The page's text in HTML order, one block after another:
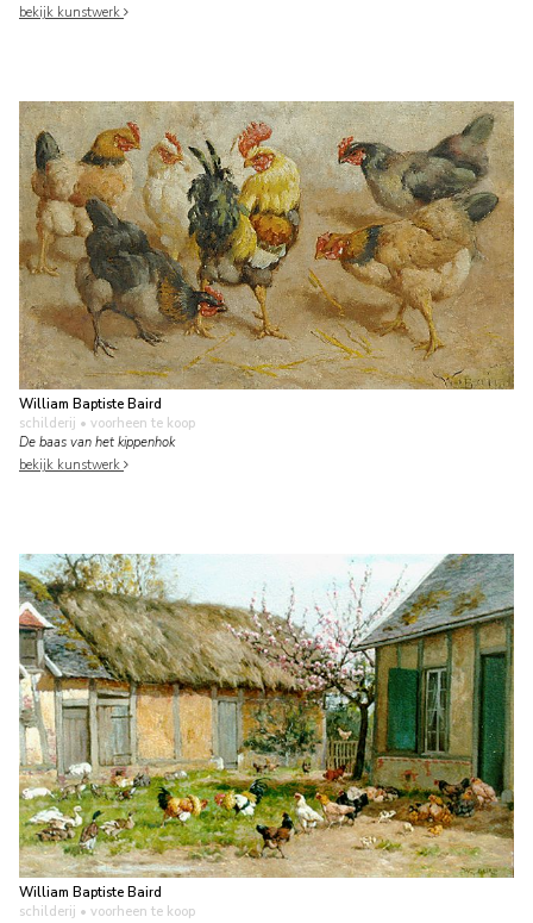
bekijk kunstwerk
William Baptiste Baird
schilderij • voorheen te koop
De baas van het kippenhok
bekijk kunstwerk
William Baptiste Baird
schilderij • voorheen te koop